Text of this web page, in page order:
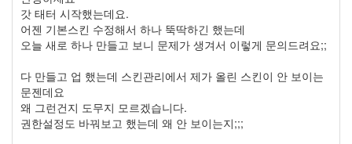
갓 태터 시작했는데요.
어젠 기본스킨 수정해서 하나 뚝딱하긴 했는데
오늘 새로 하나 만들고 보니 문제가 생겨서 이렇게 문의드려요;;
다 만들고 업 했는데 스킨관리에서 제가 올린 스킨이 안 보이는
문젠데요
왜 그런건지 도무지 모르겠습니다.
권한설정도 바꿔보고 했는데 왜 안 보이는지;;;
9
2007
년
월
10
2007
년